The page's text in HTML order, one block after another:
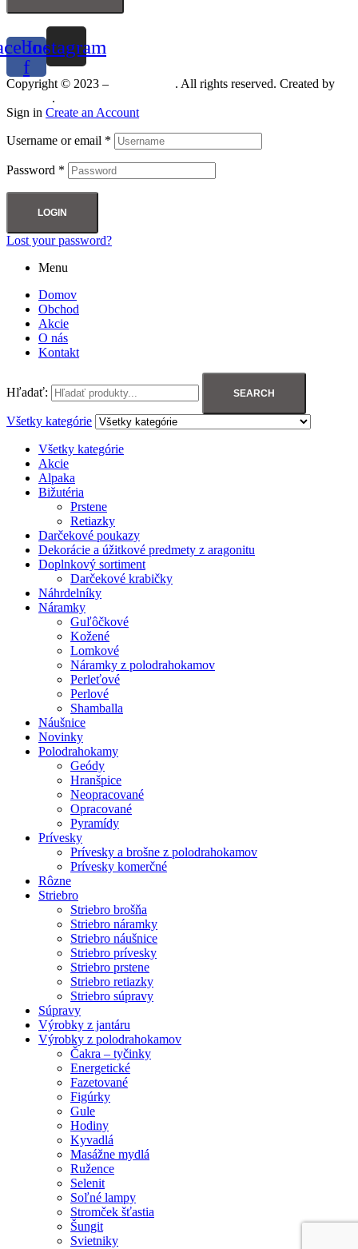
f
Instagram
Copyright © 2023 –
. All rights reserved. Created by
.
Sign in Create an Account
Username or email *
Password *
LOGIN
Lost your password?
Menu
Domov
Obchod
Akcie
O nás
Kontakt
Hľadať: SEARCH
Všetky kategórie
Všetky kategórie
Akcie
Alpaka
Bižutéria
Prstene
Retiazky
Darčekové poukazy
Dekorácie a úžitkové predmety z aragonitu
Doplnkový sortiment
Darčekové krabičky
Náhrdelníky
Náramky
Guľôčkové
Kožené
Lomkové
Náramky z polodrahokamov
Perleťové
Perlové
Shamballa
Náušnice
Novinky
Polodrahokamy
Geódy
Hranšpice
Neopracované
Opracované
Pyramídy
Prívesky
Prívesky a brošne z polodrahokamov
Prívesky komerčné
Rôzne
Striebro
Striebro brošňa
Striebro náramky
Striebro náušnice
Striebro prívesky
Striebro prstene
Striebro retiazky
Striebro súpravy
Súpravy
Výrobky z jantáru
Výrobky z polodrahokamov
Čakra – tyčinky
Energetické
Fazetované
Figúrky
Gule
Hodiny
Kyvadlá
Masážne mydlá
Ružence
Selenit
Soľné lampy
Stromček šťastia
Šungit
Svietniky